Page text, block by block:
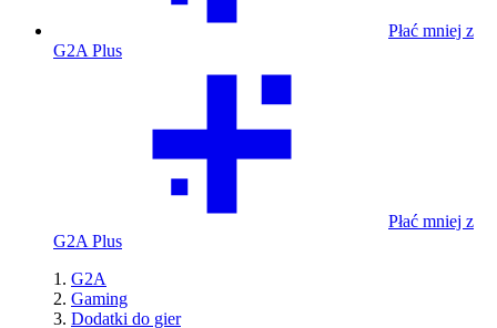
Płać mniej z
G2A Plus
Płać mniej z
G2A Plus
G2A
Gaming
Dodatki do gier